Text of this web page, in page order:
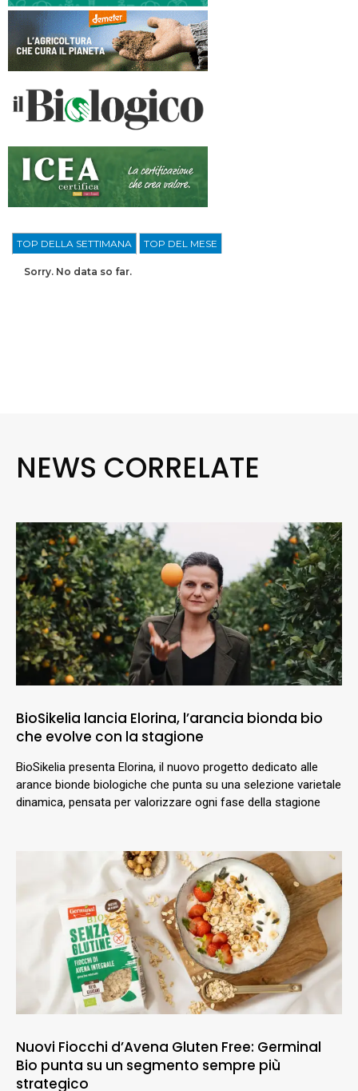
TOP DELLA SETTIMANA TOP DEL MESE
Sorry. No data so far.
NEWS CORRELATE
BioSikelia lancia Elorina, l’arancia bionda bio
che evolve con la stagione
BioSikelia presenta Elorina, il nuovo progetto dedicato alle
arance bionde biologiche che punta su una selezione varietale
dinamica, pensata per valorizzare ogni fase della stagione
Nuovi Fiocchi d’Avena Gluten Free: Germinal
Bio punta su un segmento sempre più
strategico